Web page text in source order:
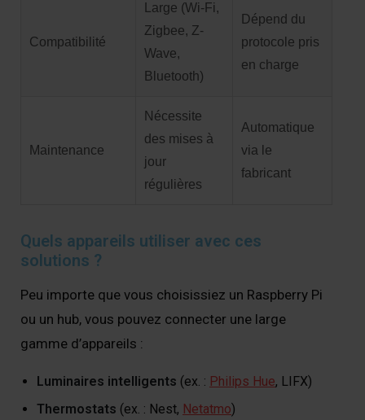
Compatibilité
Large (Wi-Fi,
Zigbee, Z-
Wave,
Bluetooth)
Dépend du
protocole pris
en charge
Maintenance
Nécessite
des mises à
jour
régulières
Automatique
via le
fabricant
Quels appareils utiliser avec ces
solutions ?
Peu importe que vous choisissiez un Raspberry Pi
ou un hub, vous pouvez connecter une large
gamme d’appareils :
Luminaires intelligents (ex. : Philips Hue, LIFX)
Thermostats (ex. : Nest, Netatmo)